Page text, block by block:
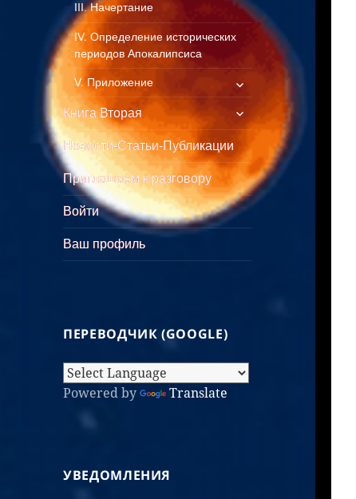
III. Начертание
IV. Определение исторических
периодов Апокалипсиса
V. Приложение
Книга Вторая
Новости-Статьи-Публикации
Приглашаем к разговору
Войти
Ваш профиль
ПЕРЕВОДЧИК (GOOGLE)
Powered by Translate
УВЕДОМЛЕНИЯ